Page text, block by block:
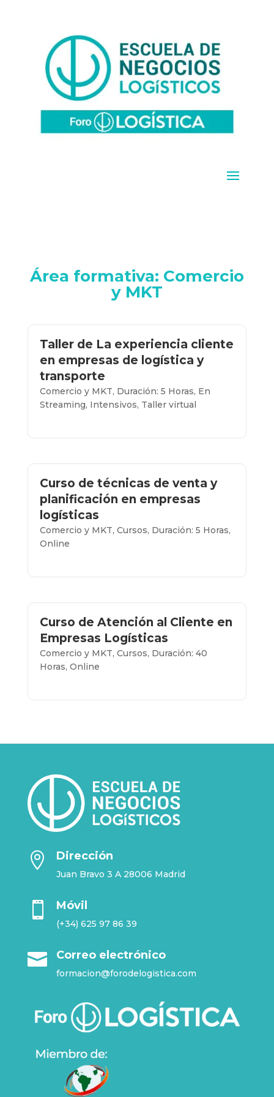
Área formativa: Comercio
y MKT
Taller de La experiencia cliente
en empresas de logística y
transporte
Comercio y MKT, Duración: 5 Horas, En
Streaming, Intensivos, Taller virtual
Curso de técnicas de venta y
planificación en empresas
logísticas
Comercio y MKT, Cursos, Duración: 5 Horas,
Online
Curso de Atención al Cliente en
Empresas Logísticas
Comercio y MKT, Cursos, Duración: 40
Horas, Online
 Dirección
Juan Bravo 3 A 28006 Madrid
 Móvil
(+34) 625 97 86 39
 Correo electrónico
formacion@forodelogistica.com